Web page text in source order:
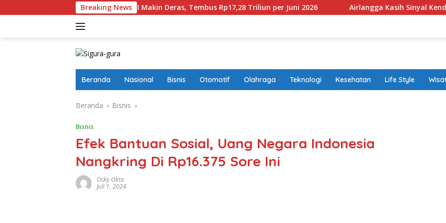
ke
Breaking News
Foreign Masuk Ke Pinjol RI Makin Deras, Tembus Rp17,28 Triliun per Juni 2026 Airlangga Kasih Sinyal Kendaraan
Beranda Nasional Bisnis Otomotif Olahraga Teknologi Kesehatan Life Style
Beranda Bisnis
Bisnis
Efek Bantuan Sosial, Uang Negara Indonesia
Nangkring Di Rp16.375 Sore Ini
Ocky Okta
Juli 1, 2024